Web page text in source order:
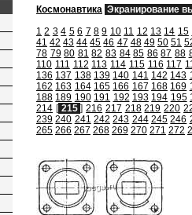
Космонавтика Экранирование
1 2 3 4 5 6 7 8 9 10 11 12 13 14 15
41 42 43 44 45 46 47 48 49 50 51
78 79 80 81 82 83 84 85 86 87 88
110 111 112 113 114 115 116 117
136 137 138 139 140 141 142 143
162 163 164 165 166 167 168 169
188 189 190 191 192 193 194 195
214 [ 215 ]216 217 218 219 220
239 240 241 242 243 244 245 246
265 266 267 268 269 270 271 272